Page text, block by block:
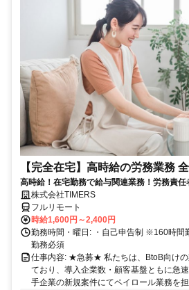
【完全在宅】高時給の労務業務
高時給！在宅勤務で給与関連業務！労務責任
株式会社TIMERS
フルリモート
時給1,600円～2,400円
勤務時間・曜日: ・自己申告制 ※160時間
勤務必須
仕事内容: ★急募★ 私たちは、BtoB向けの
ており、導入企業数・顧客基盤ともに急
手企業の新規案件にてペイロール業務を